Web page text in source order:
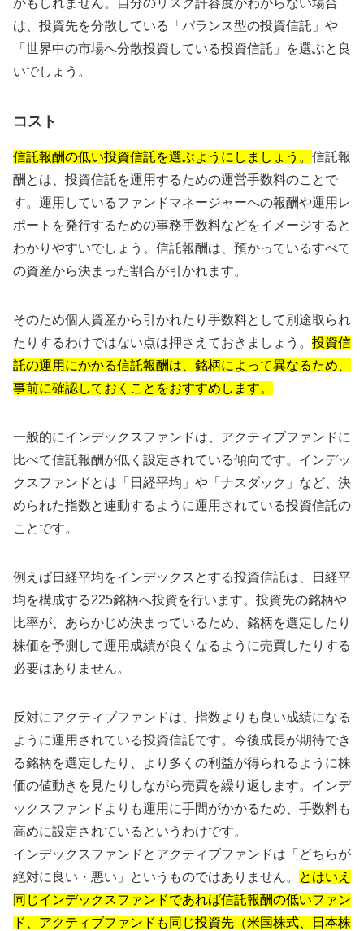
は、投資先を分散している「バランス型の投資信託」や
「世界中の市場へ分散投資している投資信託」を選ぶと良
いでしょう。
コスト
信託報酬の低い投資信託を選ぶようにしましょう。 信託報
酬とは、投資信託を運用するための運営手数料のことで
す。運用しているファンドマネージャーへの報酬や運用レ
ポートを発行するための事務手数料などをイメージすると
わかりやすいでしょう。信託報酬は、預かっているすべて
の資産から決まった割合が引かれます。
そのため個人資産から引かれたり手数料として別途取られ
たりするわけではない点は押さえておきましょう。 投資信
託の運用にかかる信託報酬は、銘柄によって異なるため、
事前に確認しておくことをおすすめします。
一般的にインデックスファンドは、アクティブファンドに
比べて信託報酬が低く設定されている傾向です。インデッ
クスファンドとは「日経平均」や「ナスダック」など、決
められた指数と連動するように運用されている投資信託の
ことです。
例えば日経平均をインデックスとする投資信託は、日経平
均を構成する225銘柄へ投資を行います。投資先の銘柄や
比率が、あらかじめ決まっているため、銘柄を選定したり
株価を予測して運用成績が良くなるように売買したりする
必要はありません。
反対にアクティブファンドは、指数よりも良い成績になる
ように運用されている投資信託です。今後成長が期待でき
る銘柄を選定したり、より多くの利益が得られるように株
価の値動きを見たりしながら売買を繰り返します。インデ
ックスファンドよりも運用に手間がかかるため、手数料も
高めに設定されているというわけです。
インデックスファンドとアクティブファンドは「どちらが
絶対に良い・悪い」というものではありません。
とはいえ
同じインデックスファンドであれば信託報酬の低いファン
ド、アクティブファンドも同じ投資先（米国株式、日本株